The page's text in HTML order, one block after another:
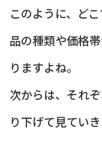
このように、ど
品の種類や価格
りますよね。
次からは、それ
り下げて見てい